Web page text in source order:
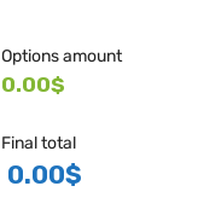
Options amount
0.00$
Final total
0.00$